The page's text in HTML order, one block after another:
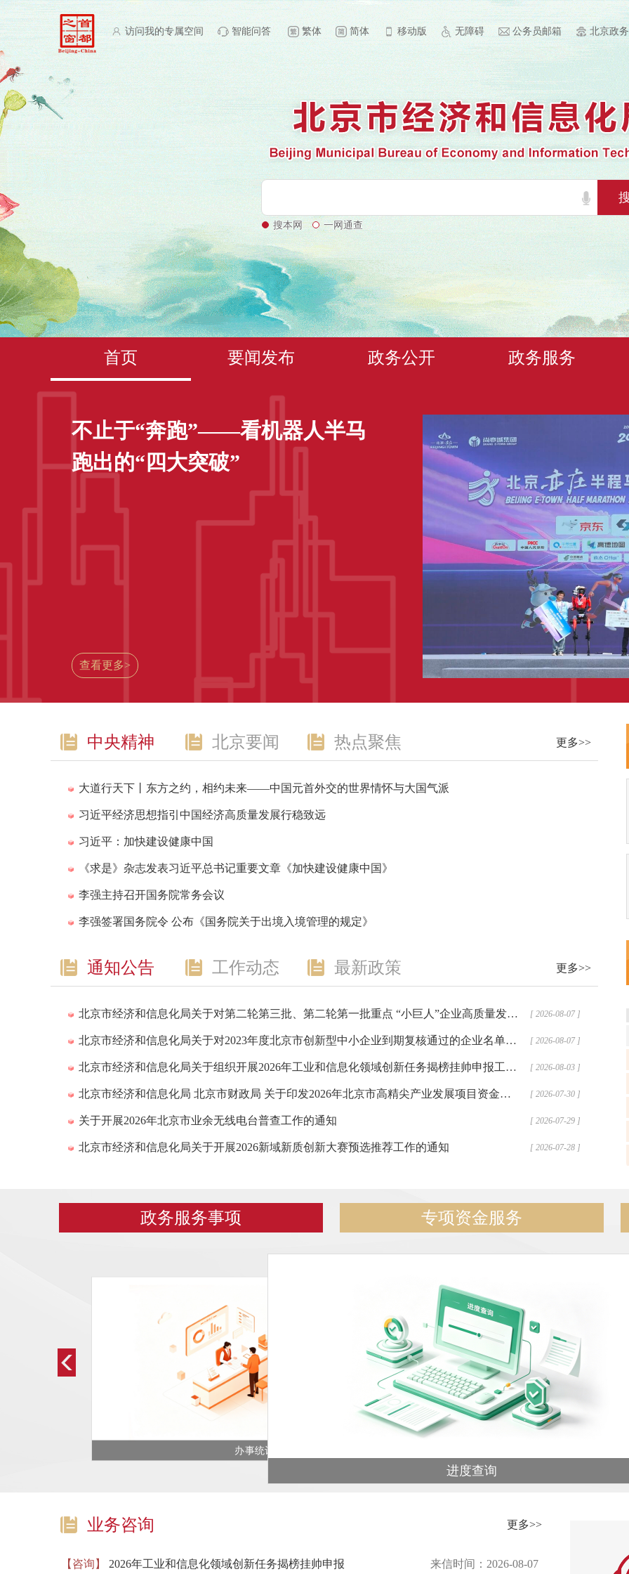
访问我的专属空间 智能问答 繁体 简体 移动版 无障碍 公务员邮箱 北京政
搜本网 一网通查
首页 要闻发布 政务公开 政务服务
不止于“奔跑”——看机器人半马
跑出的“四大突破”
查看更多>
中央精神
大道行天下丨东方之约，相约未来——中国元首外交的世界情怀与大国气派
习近平经济思想指引中国经济高质量发展行稳致远
习近平：加快建设健康中国
《求是》杂志发表习近平总书记重要文章《加快建设健康中国》
李强主持召开国务院常务会议
李强签署国务院令 公布《国务院关于出境入境管理的规定》
更多>>
北京要闻 热点聚焦
通知公告
北京市经济和信息化局关于对第二轮第三批、第二轮第一批重点 “小巨人”企业高质量发展奖补资金拟支持项目进行公示的通知 [ 2026-08-07 ]
北京市经济和信息化局关于对2023年度北京市创新型中小企业到期复核通过的企业名单进行公告的通知 [ 2026-08-07 ]
北京市经济和信息化局关于组织开展2026年工业和信息化领域创新任务揭榜挂帅申报工作的通知 [ 2026-08-03 ]
北京市经济和信息化局 北京市财政局 关于印发2026年北京市高精尖产业发展项目资金和支持中小企业发展资金实施指南（第二批）的通知 [ 2026-07-30 ]
关于开展2026年北京市业余无线电台普查工作的通知 [ 2026-07-29 ]
北京市经济和信息化局关于开展2026新域新质创新大赛预选推荐工作的通知 [ 2026-07-28 ]
更多>>
工作动态 最新政策
政务服务事项
办事统计
进度查询
专项资金服务
业务咨询 更多>>